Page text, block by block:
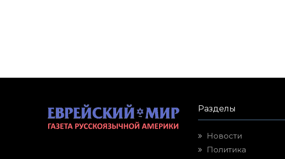
Разделы
Новости
Политика